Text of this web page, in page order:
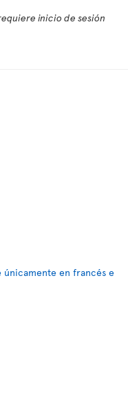
inicio de sesión
únicamente en francés e